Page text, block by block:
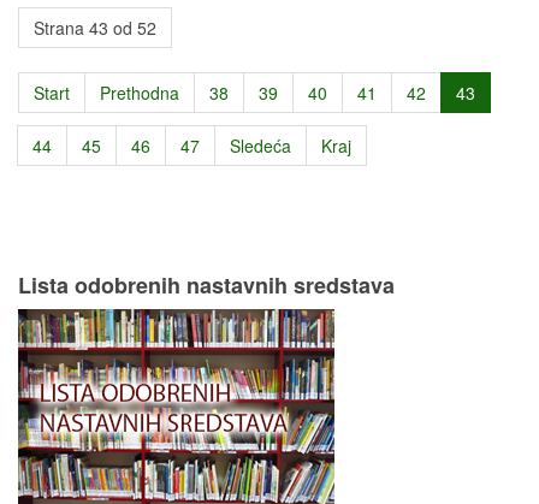
Strana 43 od 52
Start Prethodna 38 39 40 41 42 43
44 45 46 47 Sledeća Kraj
Lista odobrenih nastavnih sredstava